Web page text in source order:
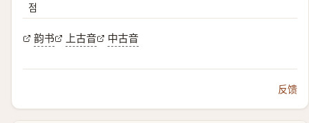
점
韵书 上古音 中古音
反馈